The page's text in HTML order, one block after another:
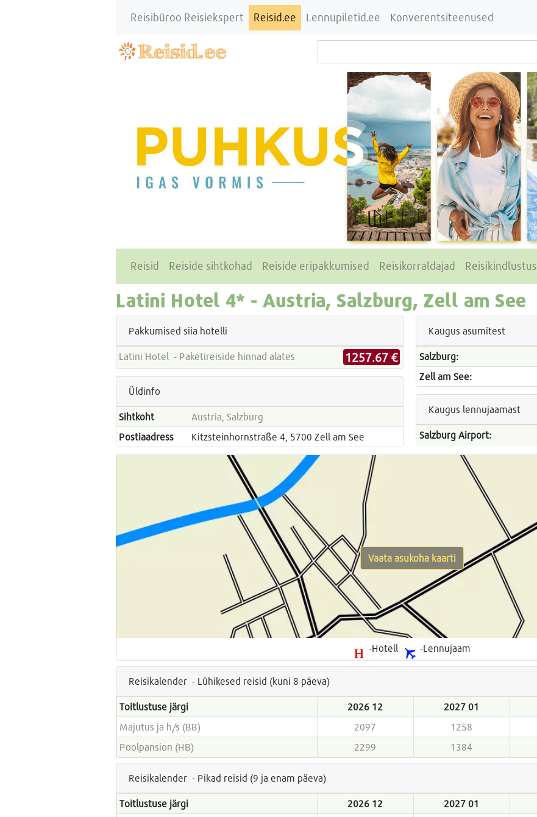
Reisibüroo Reisiekspert Reisid.ee Lennupiletid.ee Konverentsiteenused
Reisid Reiside sihtkohad Reiside eripakkumised Reisikorraldajad Reisikindlustus
Latini Hotel 4* - Austria, Salzburg, Zell am See
Pakkumised siia hotelli
Latini Hotel - Paketireiside hinnad alates 1257.67 €
Üldinfo
Sihtkoht
Austria, Salzburg
Postiaadress
Kitzsteinhornstraße 4, 5700 Zell am See
Kaugus asumitest
Salzburg:
Zell am See:
Kaugus lennujaamast
Salzburg Airport:
-Hotell -Lennujaam
Vaata asukoha kaarti
Reisikalender - Lühikesed reisid (kuni 8 päeva)
Toitlustuse järgi 2026 12 2027 01
Majutus ja h/s (BB)
2097 1258
Poolpansion (HB)
2299 1384
Reisikalender - Pikad reisid (9 ja enam päeva)
Toitlustuse järgi 2026 12 2027 01